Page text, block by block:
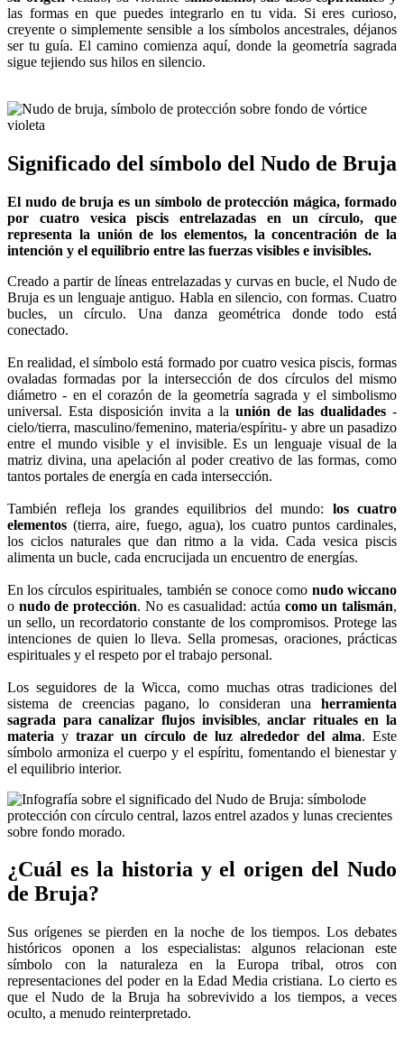
las formas en que puedes integrarlo en tu vida. Si eres curioso,
creyente o simplemente sensible a los símbolos ancestrales, déjanos
ser tu guía. El camino comienza aquí, donde la geometría sagrada
sigue tejiendo sus hilos en silencio.
Significado del símbolo del Nudo de Bruja
El nudo de bruja es un símbolo de protección mágica, formado
por cuatro vesica piscis entrelazadas en un círculo, que
representa la unión de los elementos, la concentración de la
intención y el equilibrio entre las fuerzas visibles e invisibles.
Creado a partir de líneas entrelazadas y curvas en bucle, el Nudo de
Bruja es un lenguaje antiguo. Habla en silencio, con formas. Cuatro
bucles, un círculo. Una danza geométrica donde todo está
conectado.
En realidad, el símbolo está formado por cuatro vesica piscis, formas
ovaladas formadas por la intersección de dos círculos del mismo
diámetro - en el corazón de la geometría sagrada y el simbolismo
universal. Esta disposición invita a la unión de las dualidades -
cielo/tierra, masculino/femenino, materia/espíritu- y abre un pasadizo
entre el mundo visible y el invisible. Es un lenguaje visual de la
matriz divina, una apelación al poder creativo de las formas, como
tantos portales de energía en cada intersección.
También refleja los grandes equilibrios del mundo: los cuatro
elementos (tierra, aire, fuego, agua), los cuatro puntos cardinales,
los ciclos naturales que dan ritmo a la vida. Cada vesica piscis
alimenta un bucle, cada encrucijada un encuentro de energías.
En los círculos espirituales, también se conoce como nudo wiccano
o nudo de protección. No es casualidad: actúa como un talismán,
un sello, un recordatorio constante de los compromisos. Protege las
intenciones de quien lo lleva. Sella promesas, oraciones, prácticas
espirituales y el respeto por el trabajo personal.
Los seguidores de la Wicca, como muchas otras tradiciones del
sistema de creencias pagano, lo consideran una herramienta
sagrada para canalizar flujos invisibles,anclar rituales en la
materia y trazar un círculo de luz alrededor del alma. Este
símbolo armoniza el cuerpo y el espíritu, fomentando el bienestar y
el equilibrio interior.
¿Cuál es la historia y el origen del Nudo
de Bruja?
Sus orígenes se pierden en la noche de los tiempos. Los debates
históricos oponen a los especialistas: algunos relacionan este
símbolo con la naturaleza en la Europa tribal, otros con
representaciones del poder en la Edad Media cristiana. Lo cierto es
que el Nudo de la Bruja ha sobrevivido a los tiempos, a veces
oculto, a menudo reinterpretado.